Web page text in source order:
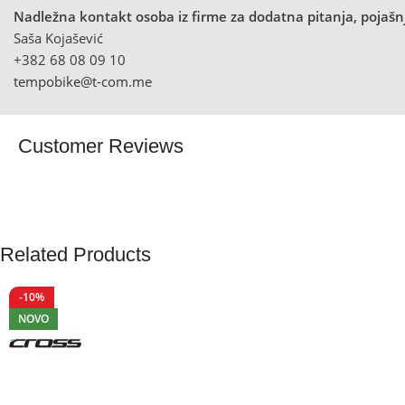
Nadležna kontakt osoba iz firme za dodatna pitanja,
Saša Kojašević
+382 68 08 09 10
tempobike@t-com.me
Customer Reviews
Related Products
-10%
NOVO